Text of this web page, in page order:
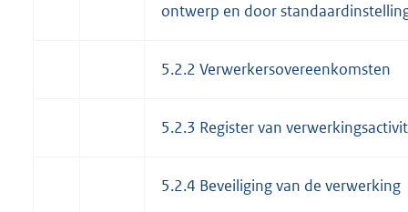
ontwerp en door
5.2.2 Verwerkersovereenkomsten
5.2.3 Register van
5.2.4 Beveiliging van de verwerking